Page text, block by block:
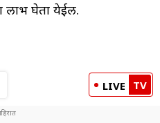
लाभ घेता येईल.
LIVE TV